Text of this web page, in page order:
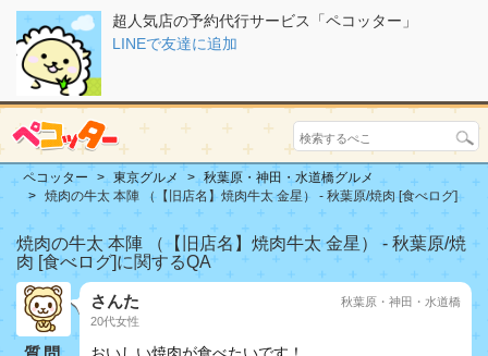
超人気店の予約代行サービス「ペコッター」
LINEで友達に追加
ペコッター 東京グルメ
秋葉原・神田・水道橋グルメ
焼肉の牛太 本陣 （【旧店名】焼肉牛太 金星） - 秋葉原/焼肉 [食べログ]
焼肉の牛太 本陣 （【旧店名】焼肉牛太 金星） - 秋葉原/焼
肉 [食べログ]に関するQA
さんた
20代女性
秋葉原・神田・水道橋